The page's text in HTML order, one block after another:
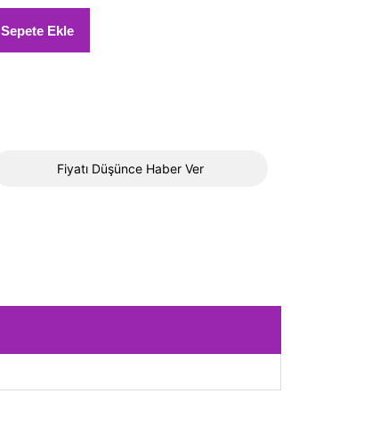
Sepete Ekle
Fiyatı Düşünce Haber Ver